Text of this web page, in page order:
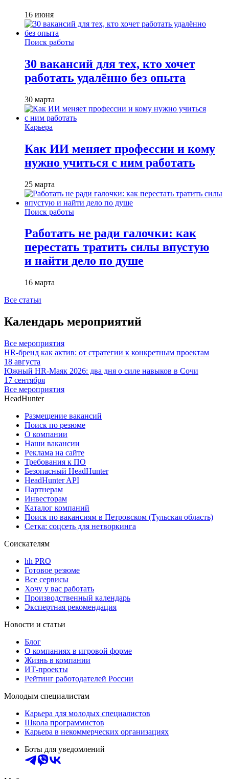
16 июня
Поиск работы
30 вакансий для тех, кто хочет
работать удалённо без опыта
30 марта
Карьера
Как ИИ меняет профессии и кому
нужно учиться с ним работать
25 марта
Поиск работы
Работать не ради галочки: как
перестать тратить силы впустую
и найти дело по душе
16 марта
Все статьи
Календарь мероприятий
Все мероприятия
HR-бренд как актив: от стратегии к конкретным проектам
18 августа
Южный HR-Маяк 2026: два дня о силе навыков в Сочи
17 сентября
Все мероприятия
HeadHunter
Размещение вакансий
Поиск по резюме
О компании
Наши вакансии
Реклама на сайте
Требования к ПО
Безопасный HeadHunter
HeadHunter API
Партнерам
Инвесторам
Каталог компаний
Поиск по вакансиям в Петровском (Тульская область)
Сетка: соцсеть для нетворкинга
Соискателям
hh PRO
Готовое резюме
Все сервисы
Хочу у вас работать
Производственный календарь
Экспертная рекомендация
Новости и статьи
Блог
О компаниях в игровой форме
Жизнь в компании
ИТ-проекты
Рейтинг работодателей России
Молодым специалистам
Карьера для молодых специалистов
Школа программистов
Карьера в некоммерческих организациях
Боты для уведомлений